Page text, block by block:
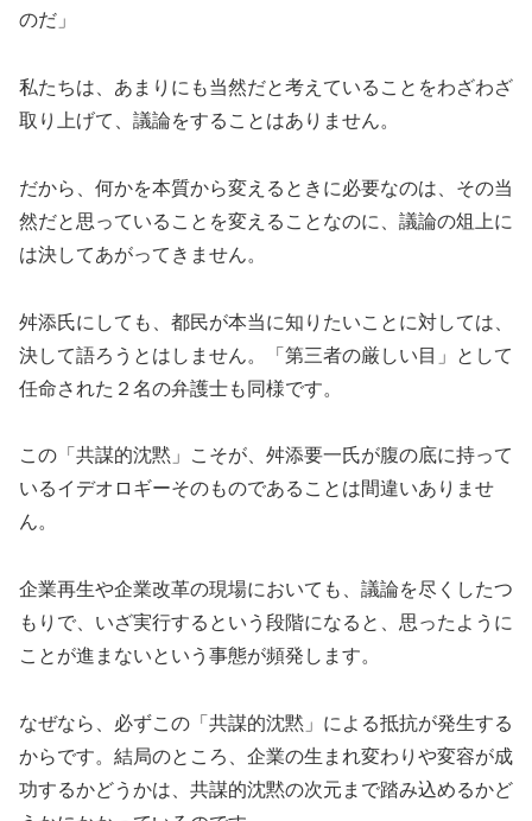
のだ」
私たちは、あまりにも当然だと考えていることをわざわざ
取り上げて、議論をすることはありません。
だから、何かを本質から変えるときに必要なのは、その当
然だと思っていることを変えることなのに、議論の俎上に
は決してあがってきません。
舛添氏にしても、都民が本当に知りたいことに対しては、
決して語ろうとはしません。「第三者の厳しい目」として
任命された２名の弁護士も同様です。
この「共謀的沈黙」こそが、舛添要一氏が腹の底に持って
いるイデオロギーそのものであることは間違いありませ
ん。
企業再生や企業改革の現場においても、議論を尽くしたつ
もりで、いざ実行するという段階になると、思ったように
ことが進まないという事態が頻発します。
なぜなら、必ずこの「共謀的沈黙」による抵抗が発生する
からです。結局のところ、企業の生まれ変わりや変容が成
功するかどうかは、共謀的沈黙の次元まで踏み込めるかど